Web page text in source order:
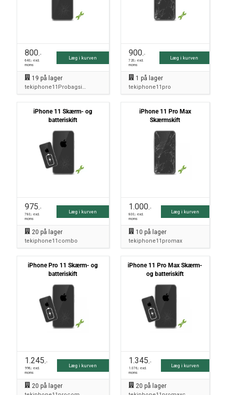
800,-
640,- excl.
moms
Læg i kurven
19 på lager
tekiphone11Probagside
900,-
720,- excl.
moms
Læg i kurven
1 på lager
tekiphone11pro
iPhone 11 Skærm- og
batteriskift
975,-
780,- excl.
moms
Læg i kurven
20 på lager
tekiphone11combo
iPhone 11 Pro Max
Skærmskift
1.000,-
800,- excl.
moms
Læg i kurven
10 på lager
tekiphone11promax
iPhone Pro 11 Skærm- og
batteriskift
1.245,-
996,- excl.
moms
Læg i kurven
20 på lager
iPhone 11 Pro Max Skærm-
og batteriskift
1.345,-
1.076,- excl.
moms
Læg i kurven
20 på lager